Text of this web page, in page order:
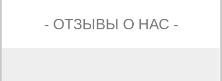
- ОТЗЫВЫ О НАС -